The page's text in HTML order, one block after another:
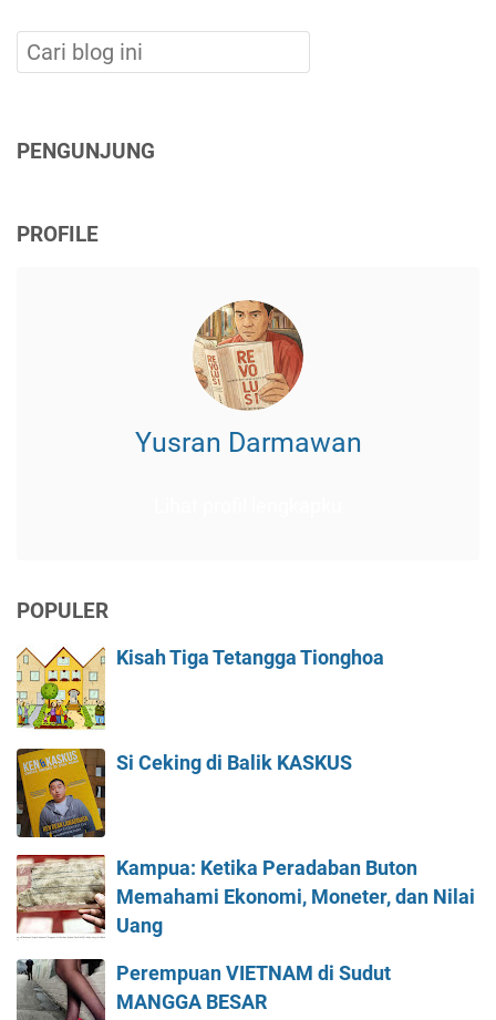
PENGUNJUNG
PROFILE
Yusran Darmawan
POPULER
Kisah Tiga Tetangga Tionghoa
Si Ceking di Balik KASKUS
Kampua: Ketika Peradaban Buton
Memahami Ekonomi, Moneter, dan Nilai
Uang
Perempuan VIETNAM di Sudut
MANGGA BESAR